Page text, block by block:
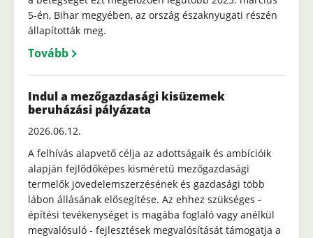
5-én, Bihar megyében, az ország északnyugati részén
állapították meg.
Tovább
Indul a mezőgazdasági kisüzemek
beruházási pályázata
2026.06.12.
A felhívás alapvető célja az adottságaik és ambícióik
alapján fejlődőképes kisméretű mezőgazdasági
termelők jövedelemszerzésének és gazdasági több
lábon állásának elősegítése. Az ehhez szükséges -
építési tevékenységet is magába foglaló vagy anélkül
megvalósuló - fejlesztések megvalósítását támogatja a